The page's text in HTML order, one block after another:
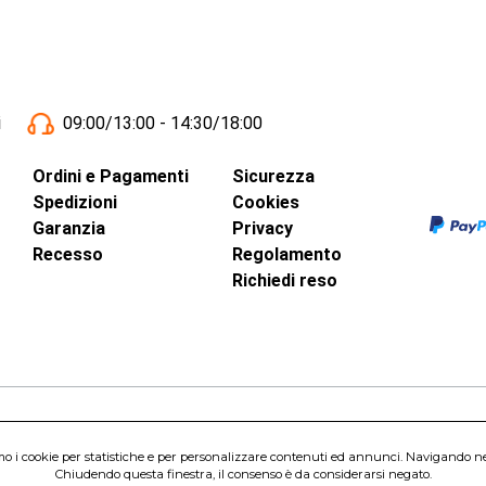
09:00/13:00 - 14:30/18:00
Ordini e Pagamenti
Spedizioni
Garanzia
Recesso
Sicurezza
Cookies
Privacy
Regolamento
Richiedi reso
40 - 00015 Monterotondo Scalo (RM)
Sociale 1.600.000,00 Euro i.v. Iscritto al Registro delle Imprese di
Scalo (RM) - Telefono:06.90095358
i cookie per statistiche e per personalizzare contenuti ed annunci. Navigando
Chiudendo questa finestra, il consenso è da considerarsi negato.